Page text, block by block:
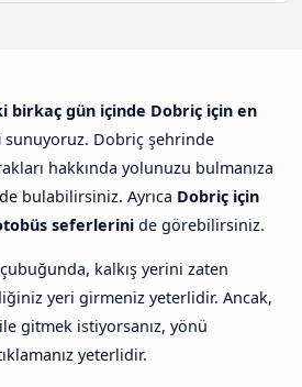
birkaç gün içinde Dobriç için en
sunuyoruz. Dobriç şehrinde
hakkında yolunuzu bulmanıza
bulabilirsiniz. Ayrıca Dobriç için
seferlerini de görebilirsiniz.
kalkış yerini zaten
yeri girmeniz yeterlidir. Ancak,
ile gitmek istiyorsanız, yönü
yeterlidir.